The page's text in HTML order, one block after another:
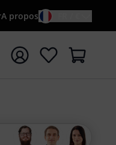
A propos
recherche